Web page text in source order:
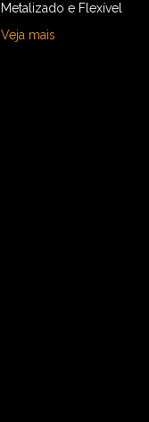
Metalizado e Flexível
Veja mais